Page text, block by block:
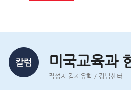
미국교육과
작성자 감자유학 / 강남센터